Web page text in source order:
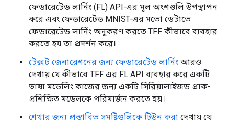
ফেডারেটেড লার্নিং (FL) API-এর মূল অংশগুলি উপস্থাপন
করে এবং ফেডারেটেড MNIST-এর মতো ডেটাতে
ফেডারেটেড লার্নিং অনুকরণ করতে TFF কীভাবে ব্যবহার
করতে হয় তা প্রদর্শন করে।
টেক্সট জেনারেশনের জন্য ফেডারেটেড লার্নিং আরও
দেখায় যে কীভাবে TFF এর FL API ব্যবহার করে একটি
ভাষা মডেলিং কাজের জন্য একটি সিরিয়ালাইজড প্রাক-
প্রশিক্ষিত মডেলকে পরিমার্জন করতে হয়।
শেখার জন্য প্রস্তাবিত সমষ্টিগুলিকে টিউন করা দেখায় যে